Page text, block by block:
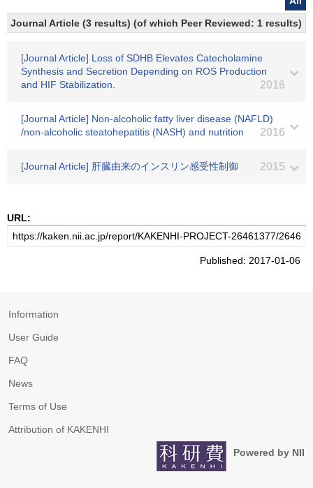
Journal Article (3 results) (of which Peer Reviewed: 1 results)
[Journal Article] Loss of SDHB Elevates Catecholamine
Synthesis and Secretion Depending on ROS Production
and HIF Stabilization.
2016
[Journal Article] Non-alcoholic fatty liver disease (NAFLD)
/non-alcoholic steatohepatitis (NASH) and nutrition
2016
[Journal Article] 肝臓由来のインスリン感受性制御 2015
URL:
Published: 2017-01-06
Information
User Guide
FAQ
News
Terms of Use
Attribution of KAKENHI
Powered by NII